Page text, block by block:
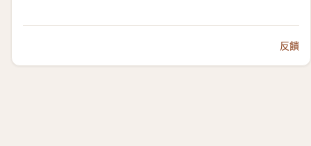
反饋